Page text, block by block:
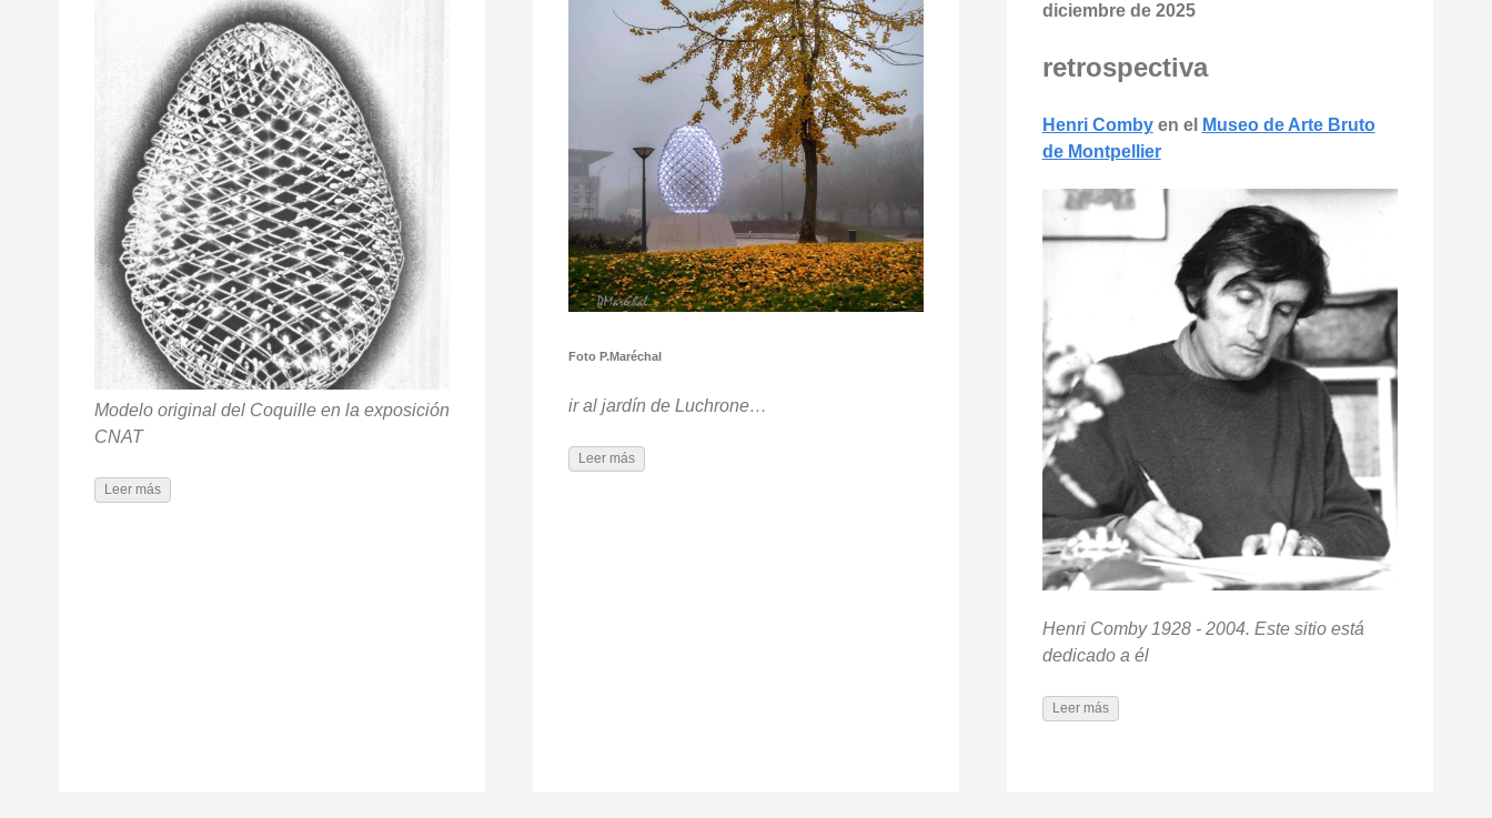
Modelo original del Coquille en la exposición
CNAT
Leer más
Foto P.Maréchal
ir al jardín de Luchrone…
Leer más
diciembre de 2025
retrospectiva
Henri Combyen el
Museo de Arte Bruto
de Montpellier
Henri Comby 1928 - 2004. Este sitio está
dedicado a él
Leer más